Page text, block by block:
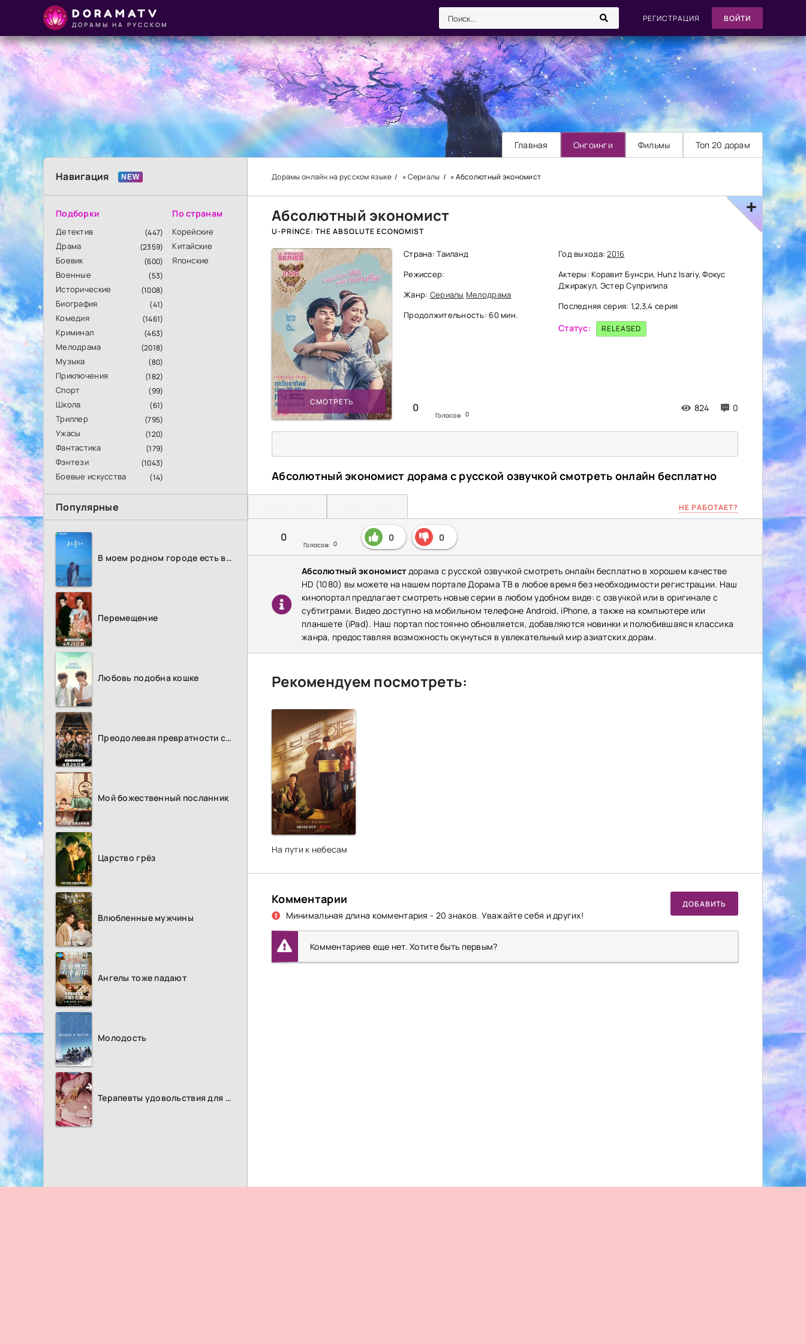
DORAMATV
ДОРАМЫ НА РУССКОМ
РЕГИСТРАЦИЯ ВОЙТИ
Главная Онгоинги Фильмы Топ 20 дорам
Навигация
Подборки
Детектив (447)
Драма (2359)
Боевик (600)
Военные (53)
Исторические (1008)
Биография (41)
Комедия (1461)
Криминал (463)
Мелодрама (2018)
Музыка (80)
Приключения (182)
Спорт (99)
Школа (61)
Триллер (795)
Ужасы (120)
Фантастика (179)
Фэнтези (1043)
Боевые искусства (14)
По странам
Корейские
Китайские
Японские
Популярные
В моем родном городе есть возлюбленный
Перемещение
Любовь подобна кошке
Преодолевая превратности судьбы
Мой божественный посланник
Царство грёз
Влюбленные мужчины
Ангелы тоже падают
Молодость
Терапевты удовольствия для женщин
Дорамы онлайн на русском языке »Сериалы » Абсолютный экономист
Абсолютный экономист
U-PRINCE: THE ABSOLUTE ECONOMIST
СМОТРЕТЬ
Страна: Таиланд
Режиссер:
Жанр: Сериалы Мелодрама
Продолжительность: 60 мин.
0
Голосов: 0
824 0
Год выхода:2016
Актеры: Коравит Бунсри, Hunz Isariy, Фокус
Джиракул, Эстер Суприлила
Последняя серия: 1,2,3,4 серия
Статус: RELEASED
Абсолютный экономист дорама с русской озвучкой смотреть онлайн бесплатно
НЕ РАБОТАЕТ?
0
Голосов: 0
0 0
Абсолютный экономист дорама с русской озвучкой смотреть онлайн бесплатно в хорошем качестве
HD (1080) вы можете на нашем портале Дорама ТВ в любое время без необходимости регистрации. Наш
кинопортал предлагает смотреть новые серии в любом удобном виде: с озвучкой или в оригинале с
субтитрами. Видео доступно на мобильном телефоне Android, iPhone, а также на компьютере или
планшете (iPad). Наш портал постоянно обновляется, добавляются новинки и полюбившаяся классика
жанра, предоставляя возможность окунуться в увлекательный мир азиатских дорам.
Рекомендуем посмотреть:
На пути к небесам
Комментарии
Минимальная длина комментария - 20 знаков. Уважайте себя и других!
ДОБАВИТЬ
Комментариев еще нет. Хотите быть первым?